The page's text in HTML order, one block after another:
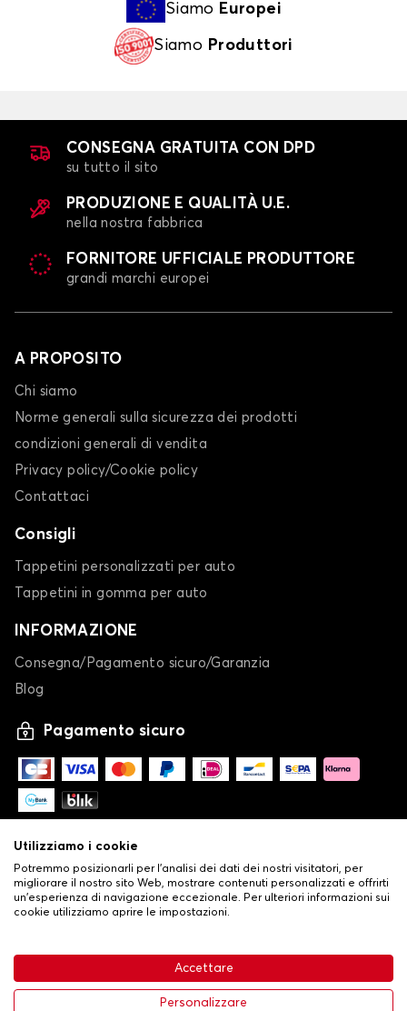
63,99 € Aggiungi al carrello
Siamo Europei
Siamo Produttori
CONSEGNA GRATUITA CON DPD
su tutto il sito
PRODUZIONE E QUALITÀ U.E.
nella nostra fabbrica
FORNITORE UFFICIALE PRODUTTORE
grandi marchi europei
A PROPOSITO
Chi siamo
Norme generali sulla sicurezza dei prodotti
condizioni generali di vendita
Privacy policy/Cookie policy
Contattaci
Consigli
Tappetini personalizzati per auto
Tappetini in gomma per auto
INFORMAZIONE
Consegna/Pagamento sicuro/Garanzia
Blog
Pagamento sicuro
Condizioni generali di vendita•
Politica sulla privacy e sui cookie•Livraison
Utilizziamo i cookie
Potremmo posizionarli per l'analisi dei dati dei nostri visitatori, per
migliorare il nostro sito Web, mostrare contenuti personalizzati e offrirti
un'esperienza di navigazione eccezionale. Per ulteriori informazioni sui
cookie utilizziamo aprire le impostazioni.
Accettare
Personalizzare